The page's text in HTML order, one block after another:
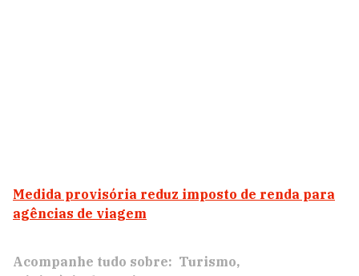
Medida provisória reduz imposto de renda para
agências de viagem
Acompanhe tudo sobre: Turismo